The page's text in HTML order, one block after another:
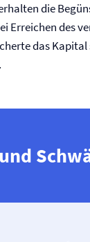
die
Erreichen des
das